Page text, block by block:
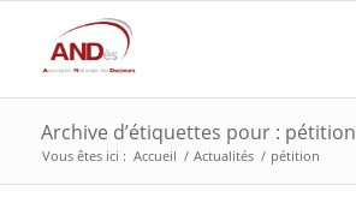
Archive d’étiquettes pour : pétition
Vous êtes ici : Accueil / Actualités / pétition